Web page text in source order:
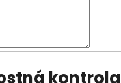
kontrola